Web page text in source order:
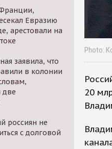
Евразию
арестовали на
заявила, что
в колонии
две
россиян не
с долговой
Photo:
20